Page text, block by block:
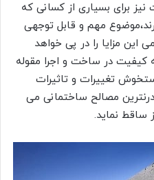
برای بسیاری از کسانی که
مهم و قابل توجهی
مزایا را در پی خواهد
در ساخت و اجرا مقوله
تغییرات و تاثیرات
مصالح ساختمانی می
ساقط نماید.